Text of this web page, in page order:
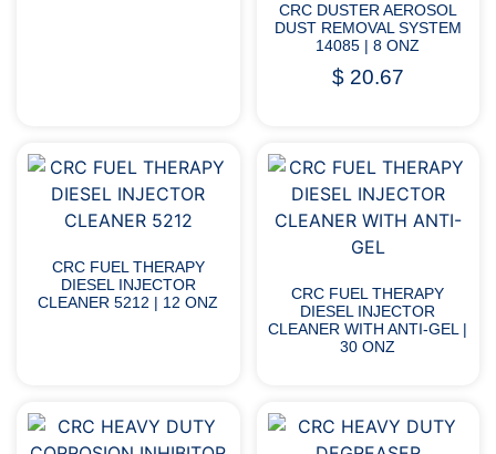
CRC DUSTER AEROSOL
DUST REMOVAL SYSTEM
14085 | 8 ONZ
$20.67
CRC FUEL THERAPY
DIESEL INJECTOR
CLEANER 5212 | 12 ONZ
CRC FUEL THERAPY
DIESEL INJECTOR
CLEANER WITH ANTI-GEL |
30 ONZ